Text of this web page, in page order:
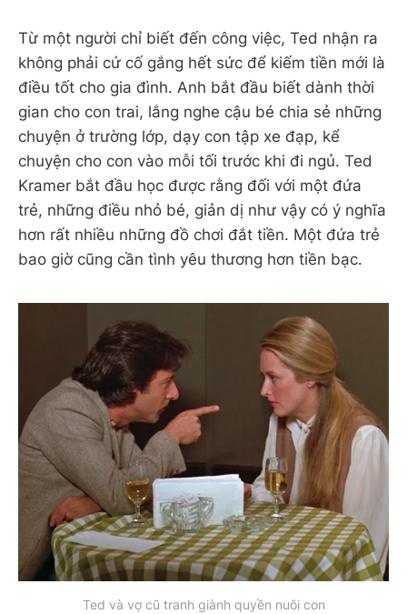
Từ một người chỉ biết đến công việc, Ted nhận ra
không phải cứ cố gắng hết sức để kiếm tiền mới là
điều tốt cho gia đình. Anh bắt đầu biết dành thời
gian cho con trai, lắng nghe cậu bé chia sẻ những
chuyện ở trường lớp, dạy con tập xe đạp, kể
chuyện cho con vào mỗi tối trước khi đi ngủ. Ted
Kramer bắt đầu học được rằng đối với một đứa
trẻ, những điều nhỏ bé, giản dị như vậy có ý nghĩa
hơn rất nhiều những đồ chơi đắt tiền. Một đứa trẻ
bao giờ cũng cần tình yêu thương hơn tiền bạc.
Ted và vợ cũ tranh giành quyền nuôi con